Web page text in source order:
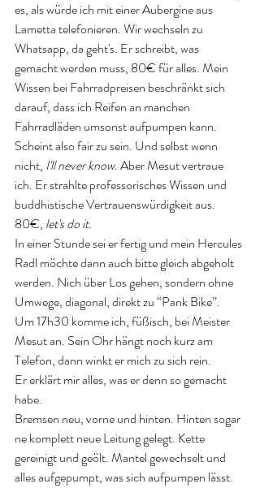
es, als würde ich mit einer Aubergine aus
Lametta telefonieren. Wir wechseln zu
Whatsapp, da geht's. Er schreibt, was
gemacht werden muss, 80€ für alles. Mein
Wissen bei Fahrradpreisen beschränkt sich
darauf, dass ich Reifen an manchen
Fahrradläden umsonst aufpumpen kann.
Scheint also fair zu sein. Und selbst wenn
nicht, I'll never know. Aber Mesut vertraue
ich. Er strahlte professorisches Wissen und
buddhistische Vertrauenswürdigkeit aus.
80€, let's do it.
In einer Stunde sei er fertig und mein Hercules
Radl möchte dann auch bitte gleich abgeholt
werden. Nich über Los gehen, sondern ohne
Umwege, diagonal, direkt zu “Pank Bike”.
Um 17h30 komme ich, füßisch, bei Meister
Mesut an. Sein Ohr hängt noch kurz am
Telefon, dann winkt er mich zu sich rein.
Er erklärt mir alles, was er denn so gemacht
habe.
Bremsen neu, vorne und hinten. Hinten sogar
ne komplett neue Leitung gelegt. Kette
gereinigt und geölt. Mantel gewechselt und
alles aufgepumpt, was sich aufpumpen lässt.